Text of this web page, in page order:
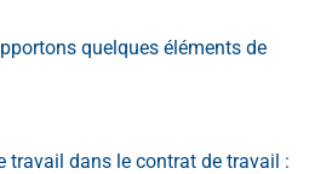
quelques éléments de
travail dans le contrat de travail :